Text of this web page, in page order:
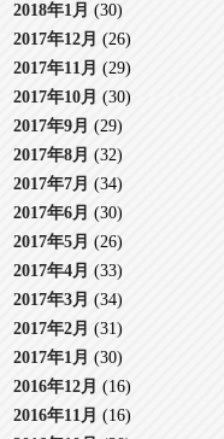
2018年1月 (30)
2017年12月 (26)
2017年11月 (29)
2017年10月 (30)
2017年9月 (29)
2017年8月 (32)
2017年7月 (34)
2017年6月 (30)
2017年5月 (26)
2017年4月 (33)
2017年3月 (34)
2017年2月 (31)
2017年1月 (30)
2016年12月 (16)
2016年11月 (16)